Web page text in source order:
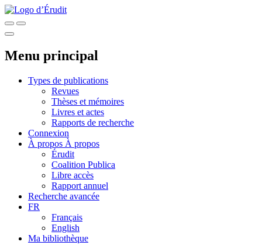
Menu principal
Types de publications
Revues
Thèses et mémoires
Livres et actes
Rapports de recherche
Connexion
À propos À propos
Érudit
Coalition Publica
Libre accès
Rapport annuel
Recherche avancée
FR
Français
English
Ma bibliothèque